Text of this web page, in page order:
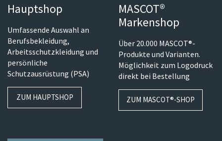
Hauptshop
Umfassende Auswahl an
Berufsbekleidung,
Arbeitsschutzkleidung und
persönliche
Schutzausrüstung (PSA)
ZUM HAUPTSHOP
MASCOT®
Markenshop
Über 20.000 MASCOT®-
Produkte und Varianten.
Möglichkeit zum Logodruck
direkt bei Bestellung
ZUM MASCOT®-SHOP